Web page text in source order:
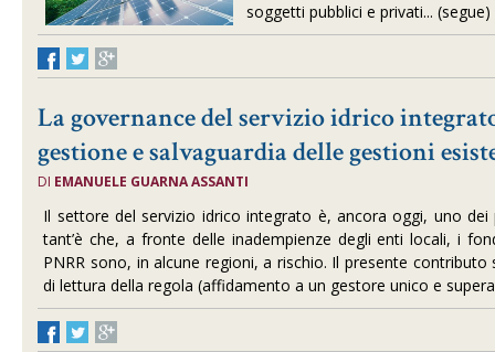
soggetti pubblici e privati... (segue)
La governance del servizio idrico
gestione e salvaguardia delle gestioni
DI EMANUELE GUARNA ASSANTI
Il settore del servizio idrico integrato è, ancora oggi, uno dei
tant’è che, a fronte delle inadempienze degli enti locali, i
PNRR sono, in alcune regioni, a rischio. Il presente
di lettura della regola (affidamento a un gestore unico e